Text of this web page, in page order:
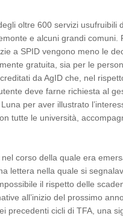
oltre 600 servizi usufruibili
e alcuni grandi
a SPID vengono meno le
gratuita, sia per le
da AgID che, nel
deve farne richiesta al
per aver illustrato
tutte le università,
corso della quale era
lettera nella quale si
il rispetto delle
all’inizio del prossimo
cicli di TFA, una